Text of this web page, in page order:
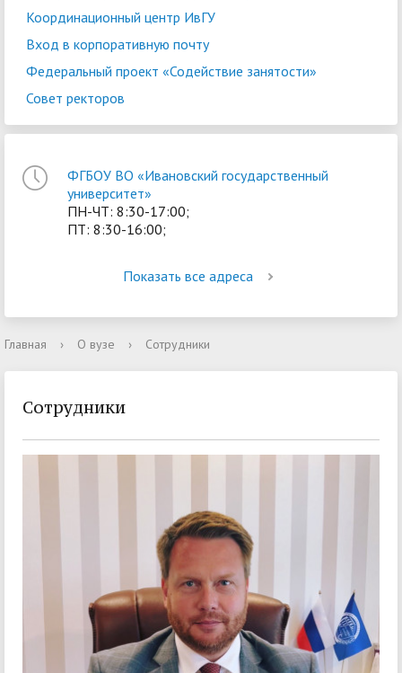
Координационный центр ИвГУ
Вход в корпоративную почту
Федеральный проект «Содействие занятости»
Совет ректоров
ФГБОУ ВО «Ивановский государственный
университет»
ПН-ЧТ: 8:30-17:00;
ПТ: 8:30-16:00;
Показать все адреса
Главная › О вузе › Сотрудники
Сотрудники